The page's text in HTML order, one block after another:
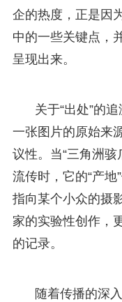
企的热度，正是因
中的一些关键点，
呈现出来。
关于“出处”的
一张图片的原始来
议性。当“三角洲
流传时，它的“产
指向某个小众的摄
家的实验性创作，
的记录。
随着传播的深